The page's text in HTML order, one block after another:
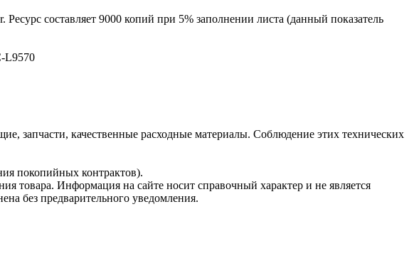
составляет 9000 копий при 5% заполнении листа (данный показатель
L9570
запчасти, качественные расходные материалы. Соблюдение этих технических
покопийных контрактов).
товара. Информация на сайте носит справочный характер и не является
без предварительного уведомления.